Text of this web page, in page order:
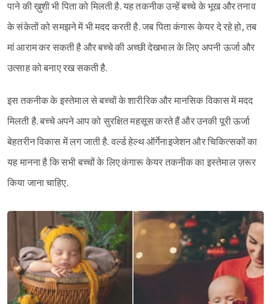
पाने की ख़ुशी भी पिता को मिलती है. यह तकनीक उन्हें बच्चे के भूख और तनाव
के संकेतों को समझने में भी मदद करती है. जब पिता कंगारू केयर दे रहे हो, तब
मां आराम कर सकती है और बच्चे की अच्छी देखभाल के लिए अपनी ऊर्जा और
उत्साह को बनाए रख सकती है.
इस तकनीक के इस्तेमाल से बच्चों के शारीरिक और मानसिक विकास में मदद
मिलती है. बच्चे अपने आप को सुरक्षित महसूस करते हैं और उनकी पूरी ऊर्जा
बेहतरीन विकास में लग जाती है. वर्ल्ड हेल्थ ऑर्गेनाइजेशन और चिकित्सकों का
यह मानना है कि सभी बच्चों के लिए कंगारू केयर तकनीक का इस्तेमाल ज़रूर
किया जाना चाहिए.